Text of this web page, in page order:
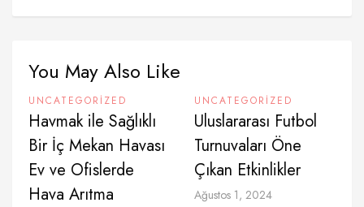
You May Also Like
UNCATEGORIZED
Havmak ile Sağlıklı
Bir İç Mekan Havası
Ev ve Ofislerde
Hava Arıtma
UNCATEGORIZED
Uluslararası Futbol
Turnuvaları Öne
Çıkan Etkinlikler
Ağustos 1, 2024